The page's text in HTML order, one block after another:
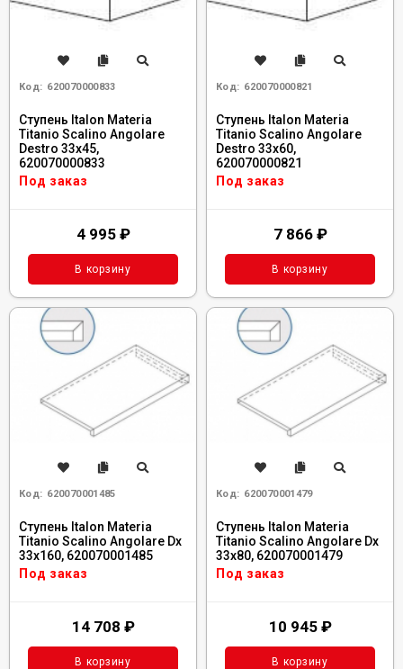
Код: 620070000833
Ступень Italon Materia
Titanio Scalino Angolare
Destro 33x45,
620070000833
Под заказ
4 995 ₽
В корзину
Код: 620070000821
Ступень Italon Materia
Titanio Scalino Angolare
Destro 33x60,
620070000821
Под заказ
7 866 ₽
В корзину
Код: 620070001485
Ступень Italon Materia
Titanio Scalino Angolare Dx
33x160, 620070001485
Под заказ
14 708 ₽
В корзину
Код: 620070001479
Ступень Italon Materia
Titanio Scalino Angolare Dx
33x80, 620070001479
Под заказ
10 945 ₽
В корзину